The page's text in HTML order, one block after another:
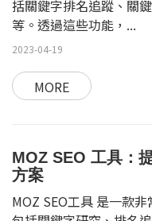
括關鍵字排名追蹤、關
等。透過這些功能，...
2023-04-19
MORE
MOZ SEO 工具：
方案
MOZ SEO工具 是一款